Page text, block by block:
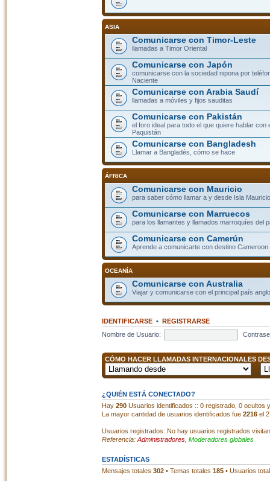
ASIA
Comunicarse con Timor-Leste
llamadas a Timor Oriental
Comunicarse con Japón
comunicarse con la sociedad nipona por
Naciente
Comunicarse con Arabia Saudí
llamadas a móviles y fijos sauditas
Comunicarse con Pakistán
el foro ideal para todo el que quiere hablar con
Paquistán
Comunicarse con Bangladesh
Llamar a Bangladés, cómo se hace
ÁFRICA
Comunicarse con Mauricio
para saber cómo llamar a y desde Isla
Comunicarse con Marruecos
para los llamantes y llamados marroquíes del
Comunicarse con Camerún
Aprende a comunicarte con destino Cameroon
OCEANÍA
Comunicarse con Australia
Viajar y comunicarse con el principal país
IDENTIFICARSE• REGISTRARSE
Nombre de Usuario:
CÓMO HACER LLAMADAS INTERNACIONALES
¿QUIÉN ESTÁ CONECTADO?
Hay 290Usuarios identificados :: 0 registrado, 0 ocultos
La mayor cantidad de usuarios identificados fue 2216el
Usuarios registrados: No hay usuarios registrados
Referencia: Administradores, Moderadores globales
ESTADÍSTICAS
Mensajes totales 302• Temas totales 185• Usuarios